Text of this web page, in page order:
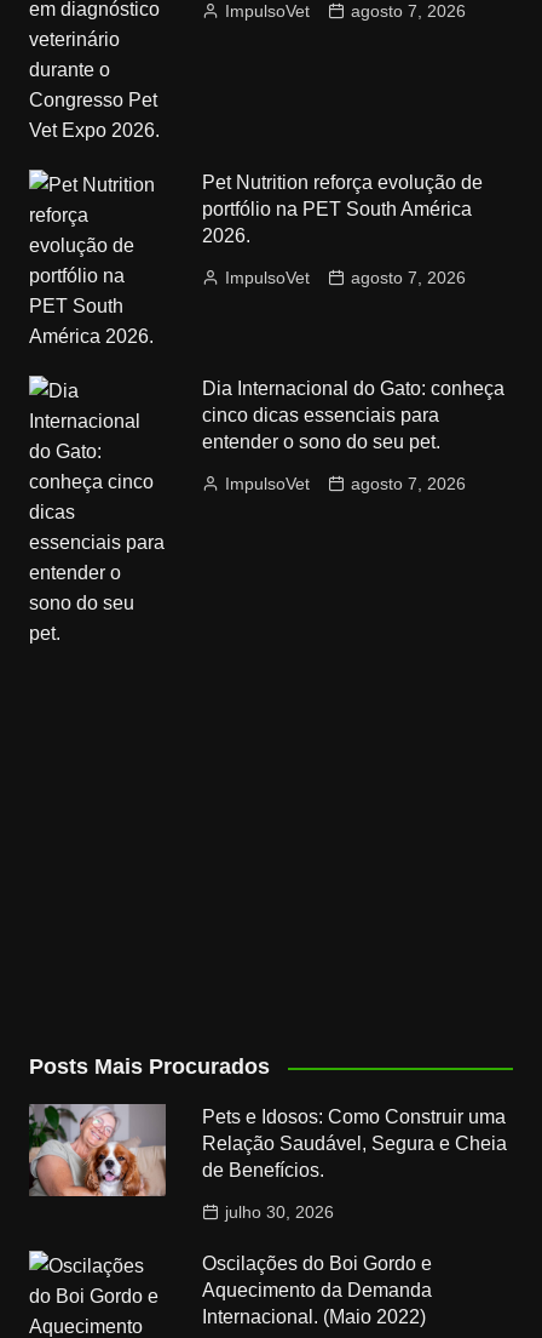
ImpulsoVet agosto 7, 2026
Pet Nutrition reforça evolução de
portfólio na PET South América
2026.
ImpulsoVet agosto 7, 2026
Dia Internacional do Gato: conheça
cinco dicas essenciais para
entender o sono do seu pet.
ImpulsoVet agosto 7, 2026
Posts Mais Procurados
Pets e Idosos: Como Construir uma
Relação Saudável, Segura e Cheia
de Benefícios.
julho 30, 2026
Oscilações do Boi Gordo e
Aquecimento da Demanda
Internacional. (Maio 2022)